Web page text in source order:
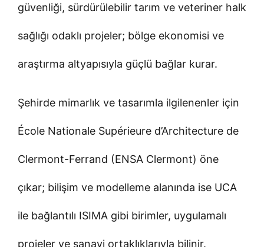
güvenliği, sürdürülebilir tarım ve veteriner halk
sağlığı odaklı projeler; bölge ekonomisi ve
araştırma altyapısıyla güçlü bağlar kurar.
Şehirde mimarlık ve tasarımla ilgilenenler için
École Nationale Supérieure d’Architecture de
Clermont-Ferrand (ENSA Clermont) öne
çıkar; bilişim ve modelleme alanında ise UCA
ile bağlantılı ISIMA gibi birimler, uygulamalı
projeler ve sanayi ortaklıklarıyla bilinir.